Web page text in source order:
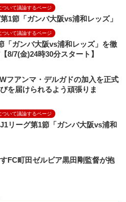
いて議論するページ
1節「ガンバ大阪vs浦和レッズ」
いて議論するページ
「ガンバ大阪vs浦和レッズ」を徹
8/7(金)24時30分スタート】
フアンマ・デルガドの加入を正式
を届けられるよう頑張りま
いて議論するページ
リーグ第1節「ガンバ大阪vs浦和
FC町田ゼルビア黒田剛監督が抱